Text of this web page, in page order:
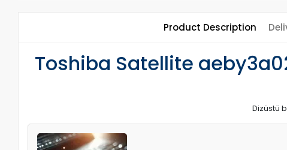
Product Description
Toshiba Satellite
Dizüstü